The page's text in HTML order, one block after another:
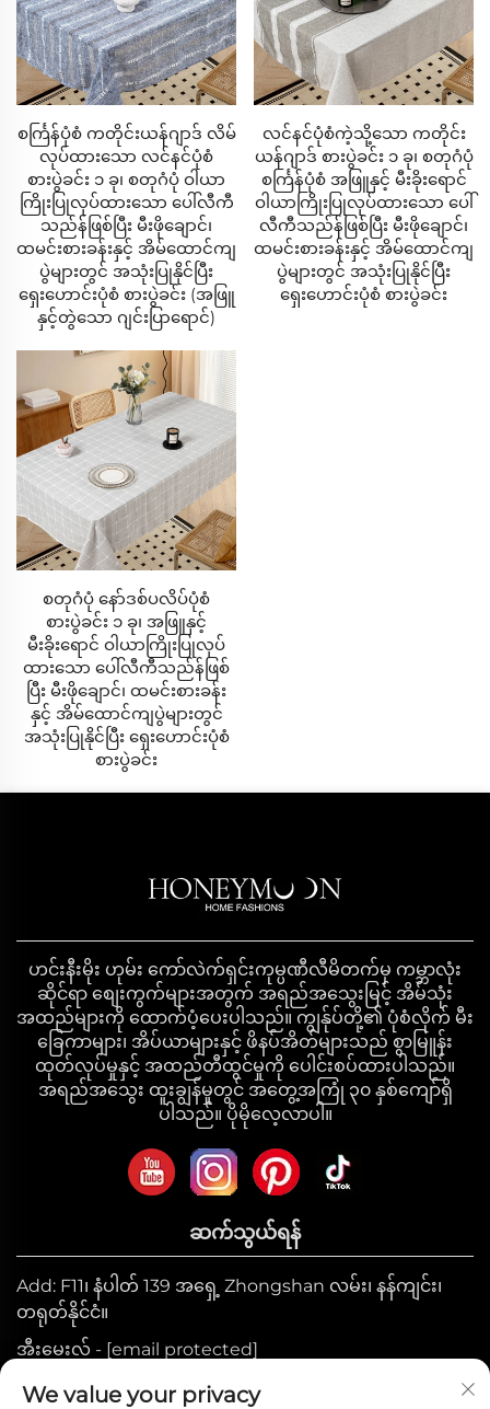
- စက်ရောက် ဆေးကြောနိုင်သော အဆင convenience်
အအေးဓာတ်ပေါင်းစပ်ထားသော
- အပူချိန်ကို ပြောင်းလဲထိန်းညှားပေးသော နည်းပညာ
- စိုထိုင်းမှုကို စုပ်ယူပေးသော ဖုံးအုပ်ထားသော သေးစိတ်
အထည်
- ကုသရေးအတွက် ခန္တီးကို ညှိနှိုင်းပေးခြင်း
2. မက်ထရက်စ် ကာကွယ်ရေး ထုတ်ကုန်စီးရီး
- TPU အလွှာ ရေကာကွယ်ပေးခြင်း
- အသံမပါသော အဝတ်အစားမျက်နှာပြင်
- ၃၆၀° ယိမ်းယားသော နက်သော အိတ်
ဇီဝဗေဒ အဆင်ပြေမှု
- GOTS အတည်ပြုထားသော ဇီဝဗေဒ လိုက်လျောညီထွေ
ဖြစ်သော ဖိန်း
- သဘာဝ ရော်ဘာ နောက်ကြေးမုံ
- မိုက်ခရိုဘီးယယ် ကုသမှု
ပရီမီယံ ဟိုတယ် စုဆောင်းမှု
- ချုပ်ထားသော အပေါ်ယံလွှာ
- မျက်မှောက်မဲ့ ကာကွယ်မှု
၃။ အိမ်မွေးတိရစ္ဆာန်များအတွက် သက်တောင့်သက်သာ
အရိုးရောဂါကုသရေး အိမ်မွေးတိရစ္ဆာန်အိပ်ယာများ
- ဆေးဘက်ဆိုင်ရာအဆင့်မှုန့်ပုံသဏ္ဍာန်အိပ်ယာ
- ဖယ်ရှား၍ရနိုင်ပြီး ဆေးကြောနိုင်သောဖုံးများ
- မ slip သော ရေစိုခံပြားခြေထောက်များ
ရေစိုခံအိမ်မွေးတိရစ္ဆာန်ပက်များ
- အလွှာ ၅ ထပ်ပါဝင်သောကာကွယ်ရေးစနစ်
- အမြန်ခ dried သောနည်းပညာ
- အနံ့ကိုတားဆီးထားသောကုသမှု
အဆင်ပြေအိမ်မွေးတိရစ္ဆာန်များအတွက် အုတ်များ
- အလွန်ပျော့ပြောင်းသော မိုက်ခရိုဖလီစ်
- စတက်တစ် ဓာတ်ခံနိုင်သော ဂုဏ်သတ္တိ
စင်္ကြန်ပုံစံ ကတိုင်းယန်ဂျာဒ် လိမ်
လုပ်ထားသော လင်နင်ပုံစံ
စားပွဲခင်း ၁ ခု၊ စတုဂံပုံ ဝါယာ
ကြိုးပြုလုပ်ထားသော ပေါ်လီကီ
သည်န်ဖြစ်ပြီး မီးဖိုချောင်၊
ထမင်းစားခန်းနှင့် အိမ်ထောင်ကျ
ပွဲများတွင် အသုံးပြုနိုင်ပြီး
ရှေးဟောင်းပုံစံ စားပွဲခင်း (အဖြူ
နှင့်တွဲသော ဂျင်းပြာရောင်)
လင်နင်ပုံစံကဲ့သို့သော ကတိုင်း
ယန်ဂျာဒ် စားပွဲခင်း ၁ ခု၊ စတုဂံပုံ
စင်္ကြန်ပုံစံ အဖြူနှင့် မီးခိုးရောင်
ဝါယာကြိုးပြုလုပ်ထားသော ပေါ်
လီကီသည်န်ဖြစ်ပြီး မီးဖိုချောင်၊
ထမင်းစားခန်းနှင့် အိမ်ထောင်ကျ
ပွဲများတွင် အသုံးပြုနိုင်ပြီး
ရှေးဟောင်းပုံစံ စားပွဲခင်း
စတုဂံပုံ နော်ဒစ်ပလိပ်ပုံစံ
စားပွဲခင်း ၁ ခု၊ အဖြူနှင့်
မီးခိုးရောင် ဝါယာကြိုးပြုလုပ်
ထားသော ပေါ်လီကီသည်န်ဖြစ်
ပြီး မီးဖိုချောင်၊ ထမင်းစားခန်း
နှင့် အိမ်ထောင်ကျပွဲများတွင်
အသုံးပြုနိုင်ပြီး ရှေးဟောင်းပုံစံ
စားပွဲခင်း
ဟင်းနီးမိုး ဟုမ်း ကော်လဲက်ရှင်းကုမ္ပဏီလီမိတက်မှ ကမ္ဘာလုံး
ဆိုင်ရာ စျေးကွက်များအတွက် အရည်အသွေးမြင့် အိမ်သုံး
အထည်များကို ထောက်ပံ့ပေးပါသည်။ ကျွန်ုပ်တို့၏ ပုံစံလိုက် မီး
ခြေကာများ၊ အိပ်ယာများနှင့် ဖိနပ်အိတ်များသည် စွာမြူန်း
ထုတ်လုပ်မှုနှင့် အထည်တီထွင်မှုကို ပေါင်းစပ်ထားပါသည်။
အရည်အသွေး ထူးချွန်မှုတွင် အတွေ့အကြုံ ၃၀ နှစ်ကျော်ရှိ
ပါသည်။ ပိုမိုလေ့လာပါ။
ဆက်သွယ်ရန်
Add: F11၊ နံပါတ် 139 အရှေ့ Zhongshan လမ်း၊ နန်ကျင်း၊
တရုတ်နိုင်ငံ။
အီးမေးလ် - [email protected]
မိုဘိုင်း: +86-17327710449
We value your privacy